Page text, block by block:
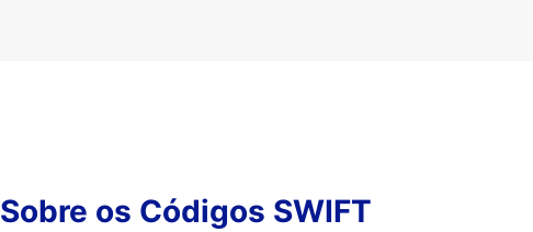
Sobre os Códigos SWIFT